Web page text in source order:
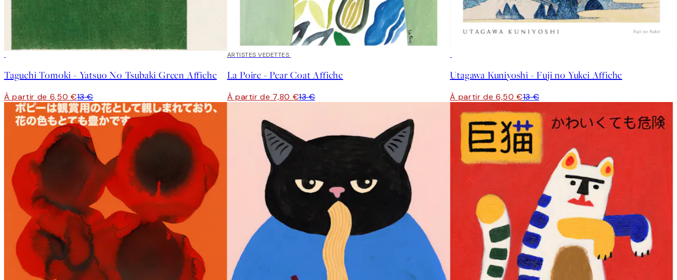
Taguchi Tomoki - Yatsuo No Tsubaki Green Affiche
À partir de 6,50 €13 €
40%*
ARTISTES VEDETTES
La Poire - Pear Coat Affiche
À partir de 7,80 €13 €
Utagawa Kuniyoshi - Fuji no Yukei Affiche
À partir de 6,50 €13 €